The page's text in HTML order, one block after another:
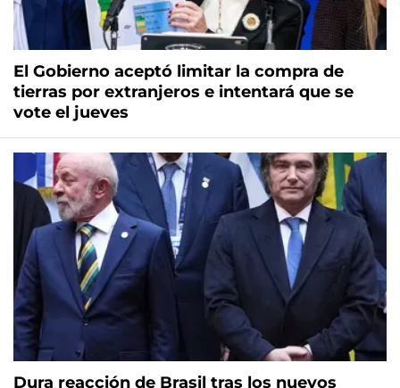
El Gobierno aceptó limitar la compra de
tierras por extranjeros e intentará que se
vote el jueves
Dura reacción de Brasil tras los nuevos